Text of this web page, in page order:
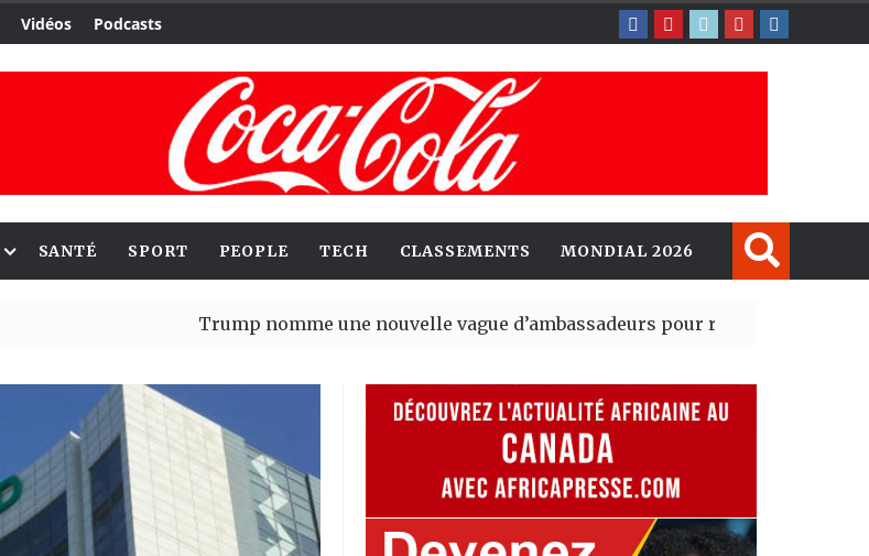
Vidéos Podcasts
SANTÉ SPORT PEOPLE TECH CLASSEMENTS MONDIAL 2026
Trump nomme une nouvelle vague d’ambassadeurs pour renforcer la présence